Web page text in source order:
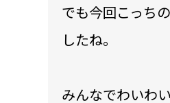
でも今回こっち
したね。
みんなでわいわ